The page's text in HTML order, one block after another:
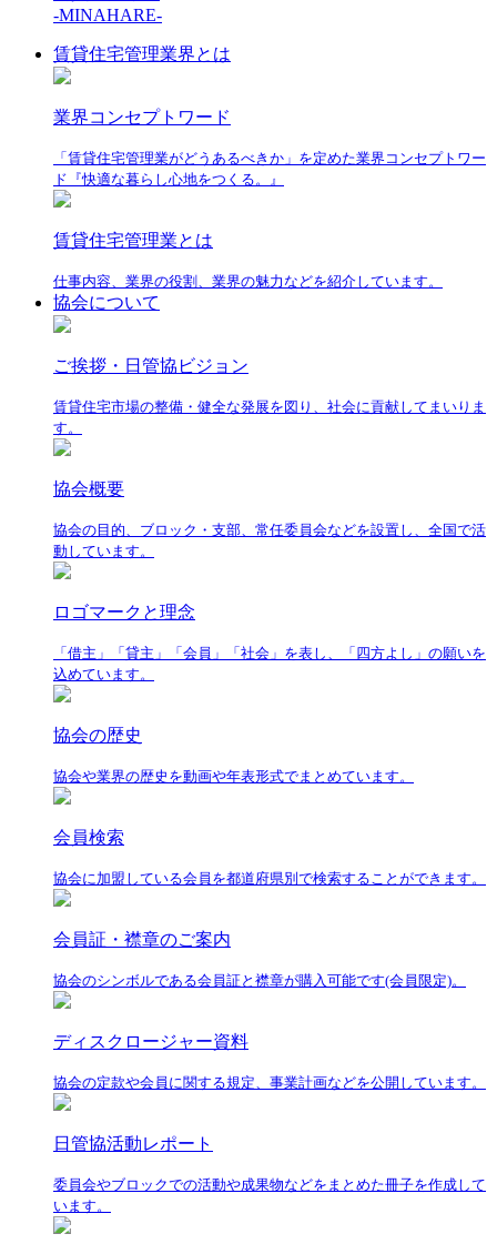
-MINAHARE-
賃貸住宅管理業界とは
業界コンセプトワード
「賃貸住宅管理業がどうあるべきか」を定めた業界コンセプトワー
ド『快適な暮らし心地をつくる。』
賃貸住宅管理業とは
仕事内容、業界の役割、業界の魅力などを紹介しています。
協会について
ご挨拶・日管協ビジョン
賃貸住宅市場の整備・健全な発展を図り、社会に貢献してまいりま
す。
協会概要
協会の目的、ブロック・支部、常任委員会などを設置し、全国で活
動しています。
ロゴマークと理念
「借主」「貸主」「会員」「社会」を表し、「四方よし」の願いを
込めています。
協会の歴史
協会や業界の歴史を動画や年表形式でまとめています。
会員検索
協会に加盟している会員を都道府県別で検索することができます。
会員証・襟章のご案内
協会のシンボルである会員証と襟章が購入可能です(会員限定)。
ディスクロージャー資料
協会の定款や会員に関する規定、事業計画などを公開しています。
日管協活動レポート
委員会やブロックでの活動や成果物などをまとめた冊子を作成して
います。